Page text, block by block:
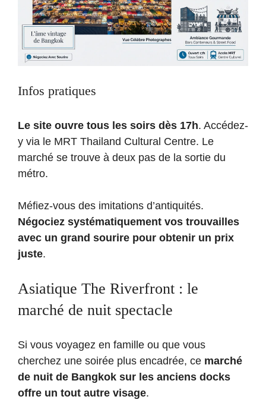
Infos pratiques
Le site ouvre tous les soirs dès 17h. Accédez-
y via le MRT Thailand Cultural Centre. Le
marché se trouve à deux pas de la sortie du
métro.
Méfiez-vous des imitations d’antiquités.
Négociez systématiquement vos trouvailles
avec un grand sourire pour obtenir un prix
juste.
Asiatique The Riverfront : le
marché de nuit spectacle
Si vous voyagez en famille ou que vous
cherchez une soirée plus encadrée, ce marché
de nuit de Bangkok sur les anciens docks
offre un tout autre visage.